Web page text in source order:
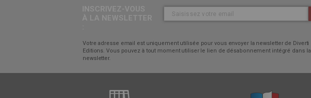
Votre adresse email est uniquement utilisée pour vous envoyer la newsletter de Diverti
Editions. Vous pouvez à tout moment utiliser le lien de désabonnement intégré dans la
newsletter.